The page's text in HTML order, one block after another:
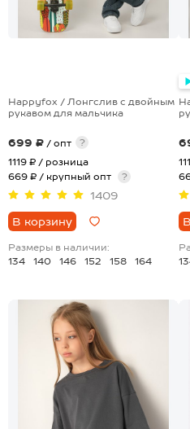
Happyfox / Лонгслив с двойным
рукавом для мальчика
699 ₽ / опт
?
1119 ₽ / розница
669 ₽ / крупный опт
?
1409
В корзину
Размеры в наличии:
134
140 146 152 158 164